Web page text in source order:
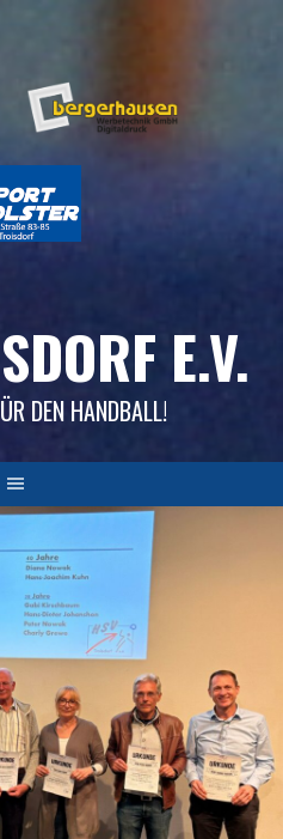
E.V.
DEN HANDBALL!